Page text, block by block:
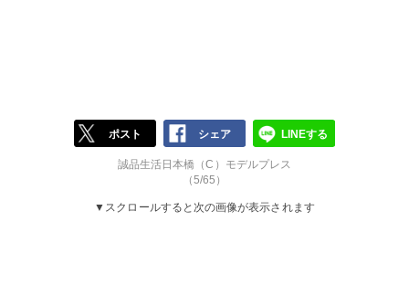
ポスト シェア LINEする
誠品生活日本橋（C）モデルプレス
（5/65）
▼スクロールすると次の画像が表示されます